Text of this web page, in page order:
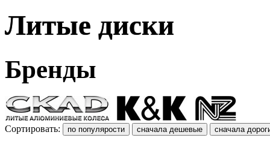
Литые диски
Бренды
Сортировать: